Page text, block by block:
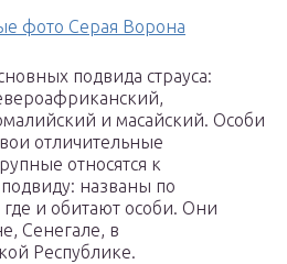
фото Серая Ворона
подвида страуса:
и масайский. Особи
отличительные
относятся к
названы по
и обитают особи. Они
Сенегале, в
Республике.